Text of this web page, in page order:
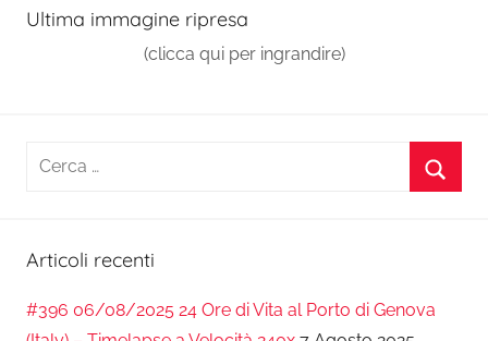
Ultima immagine ripresa
(clicca qui per ingrandire)
Ricerca
Articoli recenti
#396 06/08/2025 24 Ore di Vita al Porto di Genova